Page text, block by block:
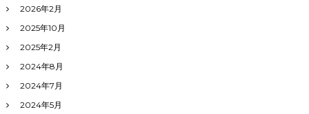
2026年2月
2025年10月
2025年2月
2024年8月
2024年7月
2024年5月